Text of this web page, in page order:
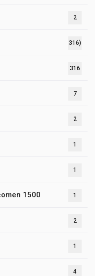
2
316)
316
7
2
1
1
1500 1
2
1
4